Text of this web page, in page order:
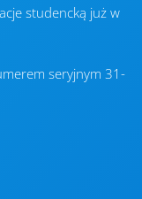
studencką już w
seryjnym 31-